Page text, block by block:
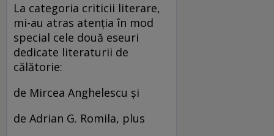
La categoria criticii literare,
mi-au atras atenţia în mod
special cele două eseuri
dedicate literaturii de
călătorie:
de Mircea Anghelescu şi
de Adrian G. Romila, plus